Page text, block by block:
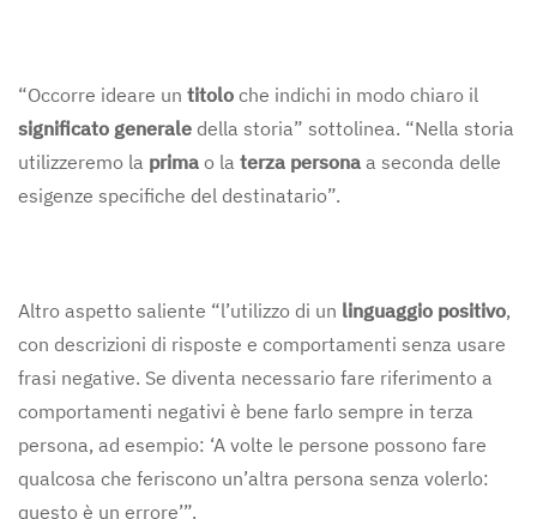
“Occorre ideare un titolo che indichi in modo chiaro il
significato generale della storia” sottolinea. “Nella storia
utilizzeremo la prima o la terza persona a seconda delle
esigenze specifiche del destinatario”.
Altro aspetto saliente “l’utilizzo di un linguaggio positivo,
con descrizioni di risposte e comportamenti senza usare
frasi negative. Se diventa necessario fare riferimento a
comportamenti negativi è bene farlo sempre in terza
persona, ad esempio: ‘A volte le persone possono fare
qualcosa che feriscono un’altra persona senza volerlo:
questo è un errore’”.